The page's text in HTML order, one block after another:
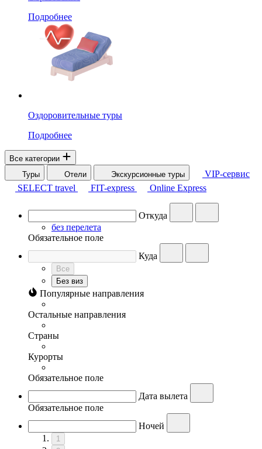
Подробнее
Оздоровительные туры
Подробнее
Все категории
Туры
Отели Экскурсионные туры
VIP-сервис
SELECT travel
FIT-express Online Express
Откуда
без перелета
Обязательное поле
Куда
Все
Без виз
Популярные направления
Остальные направления
Страны
Курорты
Обязательное поле
Дата вылета
Обязательное поле
Ночей
1